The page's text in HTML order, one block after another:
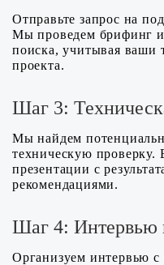
Отправьте запрос на
Мы проведем брифинг и
поиска, учитывая ваши
проекта.
Шаг 3:
Мы найдем
техническую проверку.
презентации с
рекомендациями.
Шаг 4: Интервью
Организуем интервью